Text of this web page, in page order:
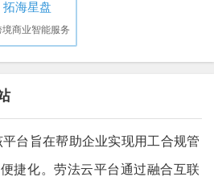
拓海星盘
境商业智能服务
台旨在帮助企业实现用工合规管
捷化。劳法云平台通过融合互联